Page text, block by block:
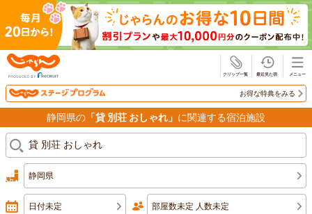
お得な特典をみる
静岡県の 「貸 別荘 おしゃれ」 に関連する宿泊施設
静岡県
日付未定 部屋数未定 人数未定